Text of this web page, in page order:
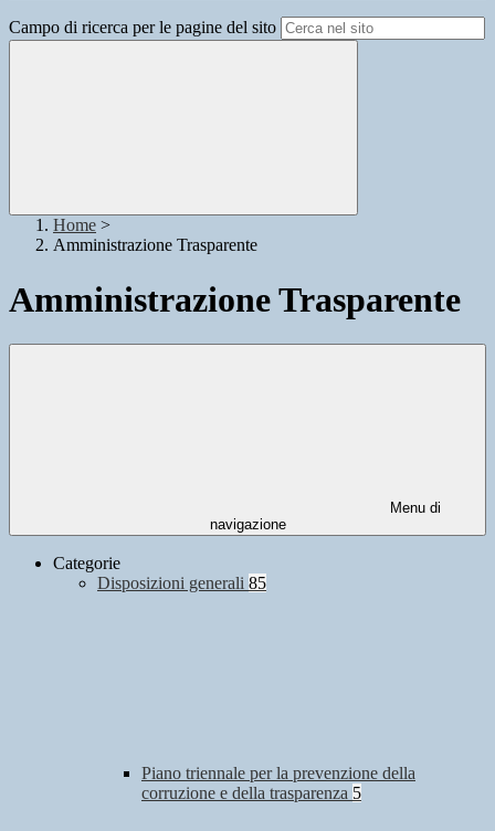
Campo di ricerca per le pagine del sito
Home >
Amministrazione Trasparente
Amministrazione Trasparente
Menu di
navigazione
Categorie
Disposizioni generali 85
Piano triennale per la prevenzione della
corruzione e della trasparenza 5